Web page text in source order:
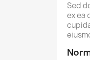
Sed
ex ea